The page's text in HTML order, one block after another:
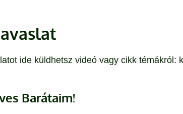
ide küldhetsz videó vagy cikk témákról:
Barátaim!